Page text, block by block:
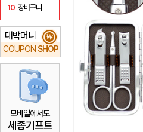
10 장바구니
대박머니
COUPON SHOP
₩
모바일에서도
세종기프트